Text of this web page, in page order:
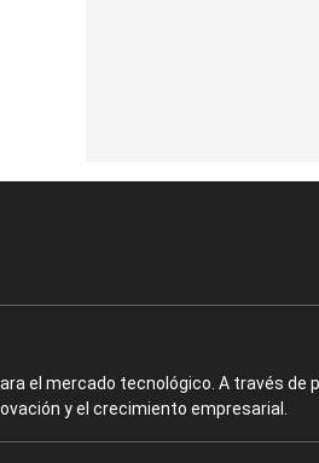
el mercado tecnológico. A través
y el crecimiento empresarial.